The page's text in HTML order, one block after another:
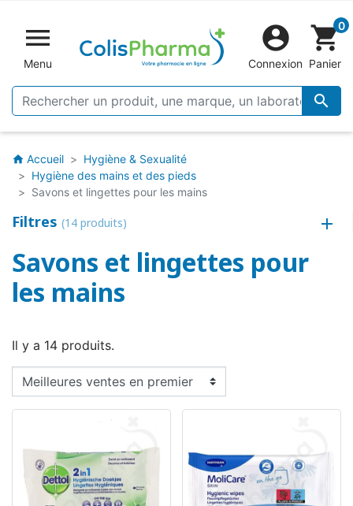

Menu


Connexion
shopping_cart0
Panier
home Accueil
Hygiène & Sexualité
Hygiène des mains et des pieds
Savons et lingettes pour les mains
Filtres (14 produits)
Savons et lingettes pour
les mains
Il y a 14 produits.